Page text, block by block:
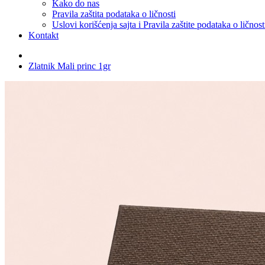
Kako do nas
Pravila zaštita podataka o ličnosti
Uslovi korišćenja sajta i Pravila zaštite podataka o
Kontakt
Zlatnik Mali princ 1gr